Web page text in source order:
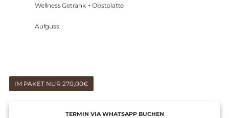
Wellness Getränk + Obstplatte
Aufguss
IM PAKET NUR 270,00€
TERMIN VIA WHATSAPP BUCHEN